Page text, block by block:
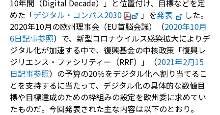
10年間（Digital Decade）」と位置付け、 目標などを定
めた 「デジタル・コンパス2030 」を発表
した。
2020年10月の欧州理事会（EU首脳会議）（2020年10月
6日記事参照）で、新型コロナウイルス感染拡大によりデ
ジタル化が加速する中で、復興基金の中核政策「復興レ
ジリエンス・ファシリティー（RRF）」（2021年2月15
日記事参照）の予算の20％をデジタル化へ割り当てるこ
とを支持するに当たって、デジタル化の具体的な数値目
標や目標達成のための枠組みの設定を欧州委に求めてい
たものだ。今回発表された主な内容は以下のとおり。